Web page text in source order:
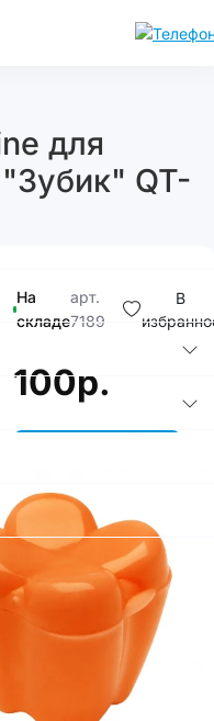
для
QT-
На
складе
арт.
7189
В
100р.
В корзину
Купить в
приложении
со скидкой